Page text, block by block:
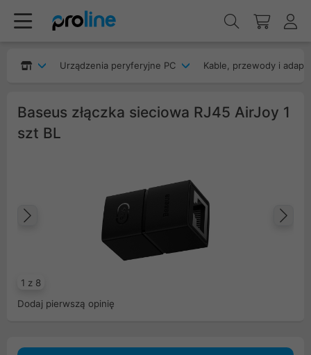
Urządzenia peryferyjne PC Kable, przewody i
Baseus złączka sieciowa RJ45 AirJoy 1
szt BL
1 z 8
Poprzedni
Dodaj pierwszą opinię